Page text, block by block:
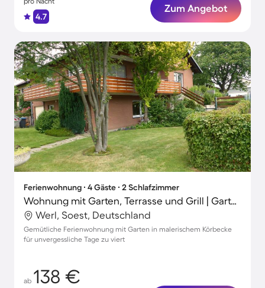
4.7
Zum Angebot
Ferienwohnung ∙ 4 Gäste ∙ 2 Schlafzimmer
Wohnung mit Garten, Terrasse und Grill | Gartenblick
Werl, Soest, Deutschland
Gemütliche Ferienwohnung mit Garten in malerischem Körbecke
für unvergessliche Tage zu viert
ab 138 €